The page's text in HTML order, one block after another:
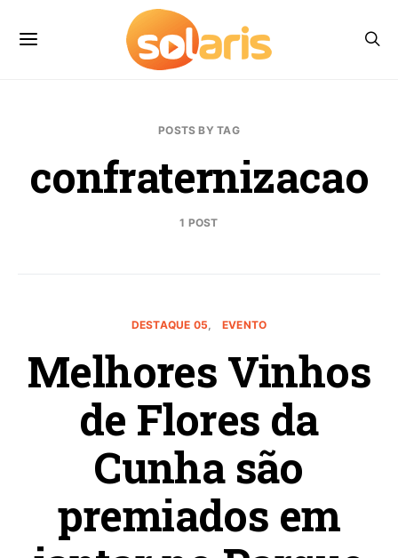
POSTS BY TAG
confraternizacao
1 POST
DESTAQUE 05 EVENTO
Melhores Vinhos
de Flores da
Cunha são
premiados em